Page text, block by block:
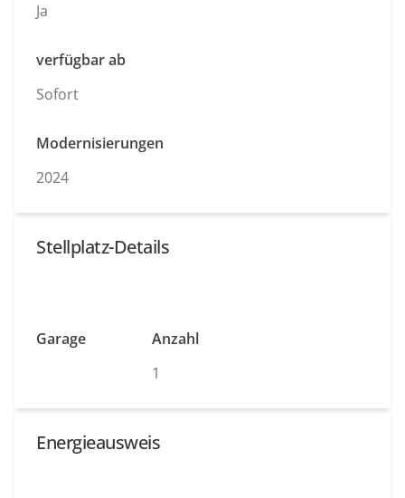
Ja
verfügbar ab
Sofort
Modernisierungen
2024
Stellplatz-Details
Garage
Anzahl
1
Energieausweis